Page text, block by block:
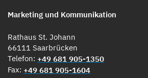
Marketing und Kommunikation
Rathaus St. Johann
66111 Saarbrücken
Telefon: +49 681 905-1350
Fax: +49 681 905-1604